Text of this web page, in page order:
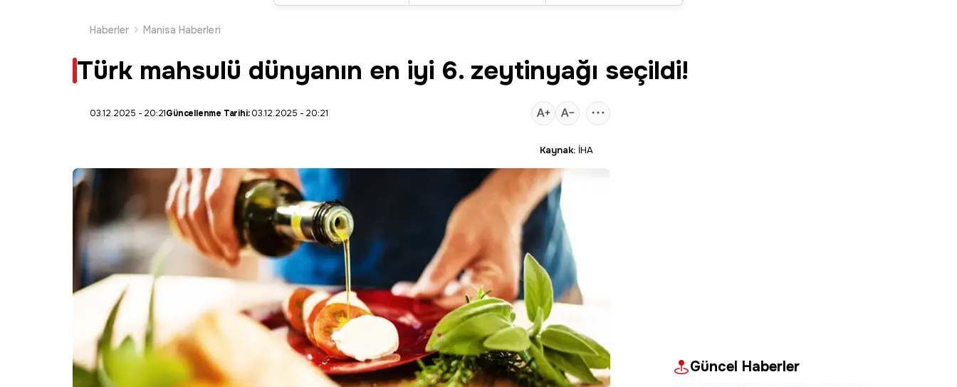
Haberler Manisa Haberleri
Türk mahsulü dünyanın en iyi 6. zeytinyağı seçildi!
03.12.2025 - 20:21Güncellenme Tarihi:03.12.2025 - 20:21
Kaynak: İHA
Güncel Haberler